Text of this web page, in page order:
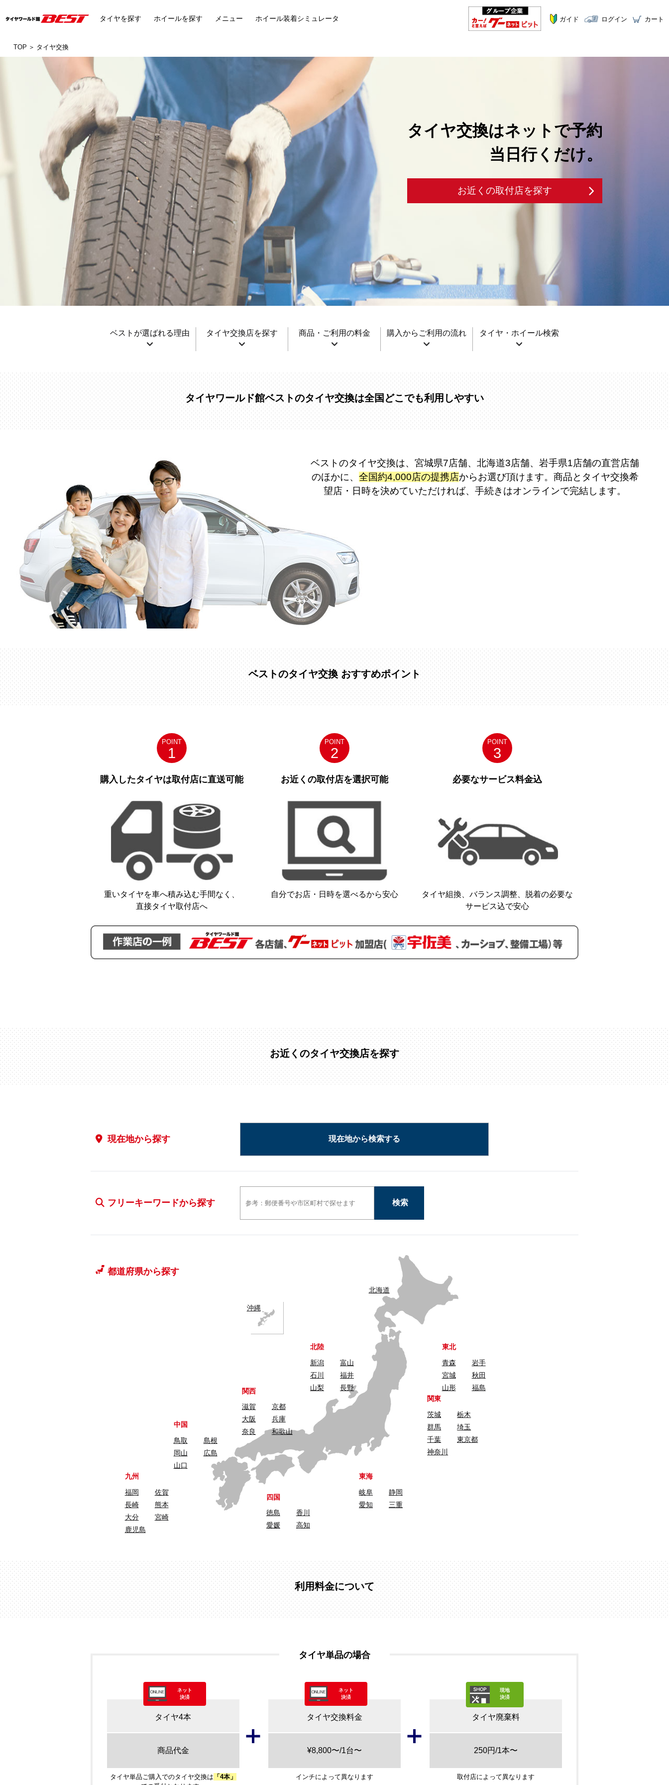
タイヤを探す ホイールを探す メニュー ホイール装着シミュレータ ガイド ログイン カート
TOP タイヤ交換
タイヤ交換はネットで予約
当日行くだけ。
お近くの取付店を探す
ベストが選ばれる理由 タイヤ交換店を探す 商品・ご利用の料金 購入からご利用の流れ タイヤ・ホイール検索
タイヤワールド館ベストのタイヤ交換は全国どこでも利用しやすい
ベストのタイヤ交換は、宮城県7店舗、北海道3店舗、岩手県1店舗の直営店舗
のほかに、 全国約4,000店の提携店からお選び頂けます。商品とタイヤ交換希
望店・日時を決めていただければ、手続きはオンラインで完結します。
ベストのタイヤ交換 おすすめポイント
POINT
1
購入したタイヤは取付店に直送可能
重いタイヤを車へ積み込む手間なく、
直接タイヤ取付店へ
POINT
2
お近くの取付店を選択可能
自分でお店・日時を選べるから安心
POINT
3
必要なサービス料金込
タイヤ組換、バランス調整、脱着の必要な
サービス込で安心
お近くのタイヤ交換店を探す
現在地から探す 現在地から検索する
フリーキーワードから探す
都道府県から探す
北海道
東北
青森
岩手
宮城
秋田
山形
福島
関東
茨城
栃木
群馬
埼玉
千葉
東京都
神奈川
北陸
新潟
富山
石川
福井
山梨
長野
東海
岐阜
静岡
愛知
三重
関西
滋賀
京都
大阪
兵庫
奈良
和歌山
中国
鳥取
島根
岡山
広島
山口
四国
徳島
香川
愛媛
高知
九州
福岡
佐賀
長崎
熊本
大分
宮崎
鹿児島
沖縄
利用料金について
タイヤ単品の場合
ネット
決済
タイヤ4本
商品代金
タイヤ単品ご購入でのタイヤ交換は 「4本」
ネット
決済
タイヤ交換料金
¥8,800〜/1台〜
インチによって異なります
現地
決済
タイヤ廃棄料
250円/1本〜
取付店によって異なります